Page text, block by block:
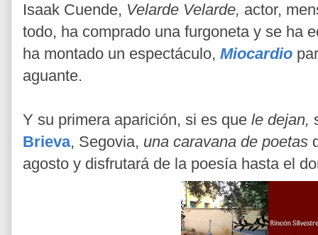
Isaak Cuende, Velarde Velarde, actor,
todo, ha comprado una furgoneta y se ha
ha montado un espectáculo, Miocardio
aguante.
Y su primera aparición, si es que le dejan,
Brieva, Segovia, una caravana de poetas
agosto y disfrutará de la poesía hasta el